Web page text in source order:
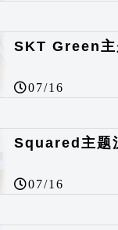
SKT Green主
07/16
Squared主题
07/16